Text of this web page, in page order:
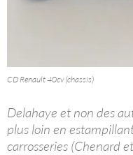
CD Renault 40cv (chassis)
Delahaye et non des
plus loin en
carrosseries (Chenard